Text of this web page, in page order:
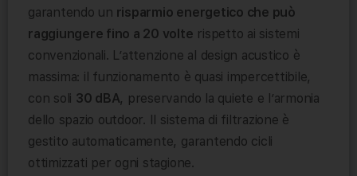
garantendo un risparmio energetico che può
raggiungere fino a 20 volte rispetto ai sistemi
convenzionali. L’attenzione al design acustico è
massima: il funzionamento è quasi impercettibile,
con soli 30 dBA, preservando la quiete e l’armonia
dello spazio outdoor. Il sistema di filtrazione è
gestito automaticamente, garantendo cicli
ottimizzati per ogni stagione.